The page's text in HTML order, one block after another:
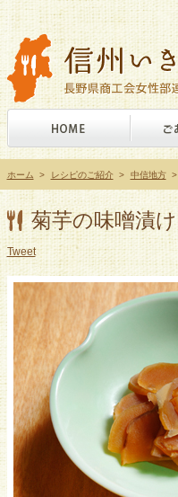
ホーム > レシピのご紹介 > 中信地方>
菊芋の味噌漬け
Tweet